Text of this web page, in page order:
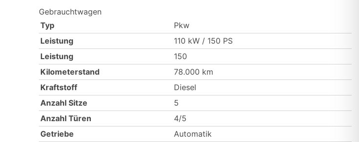
Gebrauchtwagen
Typ
Pkw
Leistung
110 kW / 150 PS
Leistung
150
Kilometerstand
78.000 km
Kraftstoff
Diesel
Anzahl Sitze
5
Anzahl Türen
4/5
Getriebe
Automatik